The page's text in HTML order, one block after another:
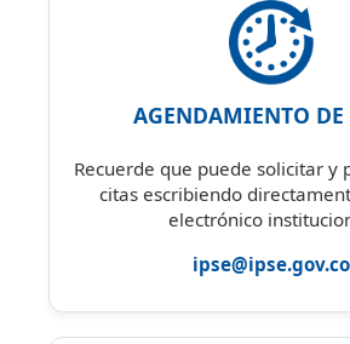
AGENDAMIENTO DE
Recuerde que puede solicitar y
citas escribiendo
electrónico
ipse@ipse.gov.co